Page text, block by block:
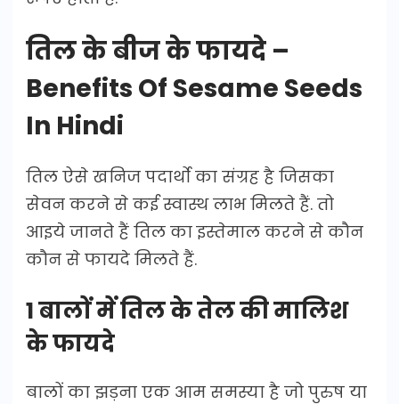
तिल के बीज के फायदे –
Benefits Of Sesame Seeds
In Hindi
तिल ऐसे खनिज पदार्थो का संग्रह है जिसका
सेवन करने से कई स्वास्थ लाभ मिलते हैं. तो
आइये जानते हैं तिल का इस्तेमाल करने से कौन
कौन से फायदे मिलते हैं.
1 बालों में तिल के तेल की मालिश
के फायदे
बालों का झड़ना एक आम समस्या है जो पुरुष या